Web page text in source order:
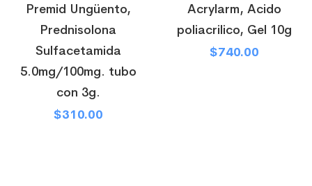
Premid Ungüento,
Prednisolona
Sulfacetamida
5.0mg/100mg. tubo
con 3g.
$310.00
Acrylarm, Acido
poliacrilico, Gel 10g
$740.00